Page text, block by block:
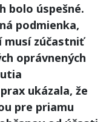
bolo úspešné.
podmienka,
musí zúčastniť
oprávnených
ukázala, že
pre priamu